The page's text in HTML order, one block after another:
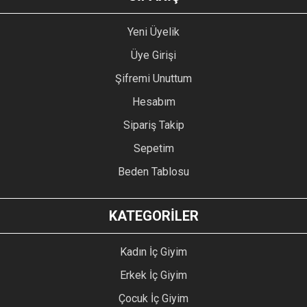
Yeni Üyelik
Üye Girişi
Şifremi Unuttum
Hesabım
Sipariş Takip
Sepetim
Beden Tablosu
KATEGORİLER
Kadın İç Giyim
Erkek İç Giyim
Çocuk İç Giyim